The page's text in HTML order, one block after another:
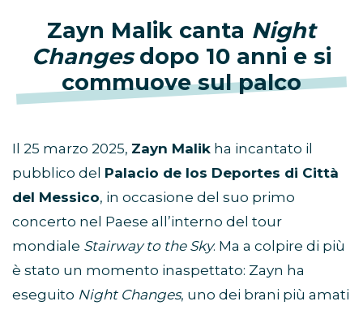
Zayn Malik canta Night
Changesdopo 10 anni e si
commuove sul palco
Il 25 marzo 2025, Zayn Malik ha incantato il
pubblico del Palacio de los Deportes di Città
del Messico, in occasione del suo primo
concerto nel Paese all’interno del tour
mondiale Stairway to the Sky. Ma a colpire di più
è stato un momento inaspettato: Zayn ha
eseguito Night Changes, uno dei brani più amati